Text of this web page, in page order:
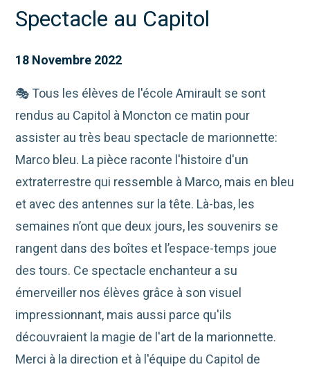
Spectacle au Capitol
18 Novembre 2022
🎭 Tous les élèves de l'école Amirault se sont
rendus au Capitol à Moncton ce matin pour
assister au très beau spectacle de marionnette:
Marco bleu. La pièce raconte l'histoire d'un
extraterrestre qui ressemble à Marco, mais en bleu
et avec des antennes sur la tête. Là-bas, les
semaines n’ont que deux jours, les souvenirs se
rangent dans des boîtes et l’espace-temps joue
des tours. Ce spectacle enchanteur a su
émerveiller nos élèves grâce à son visuel
impressionnant, mais aussi parce qu'ils
découvraient la magie de l'art de la marionnette.
Merci à la direction et à l'équipe du Capitol de